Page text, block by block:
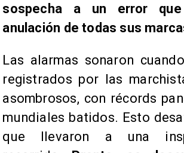
sospecha a un error
anulación de todas sus
Las alarmas sonaron
registrados por las
asombrosos, con récords
mundiales batidos. Esto
que llevaron a una